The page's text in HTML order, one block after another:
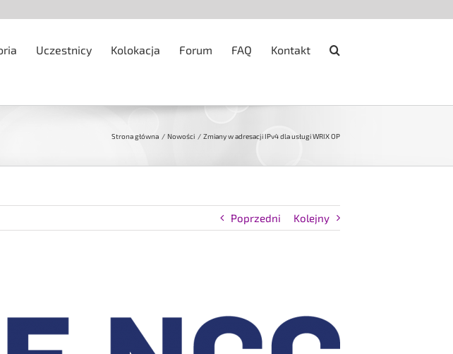
Uczestnicy Kolokacja Forum FAQ Kontakt
Strona główna Nowości Zmiany w adresacji IPv4 dla usługi WRIX OP
Poprzedni Kolejny